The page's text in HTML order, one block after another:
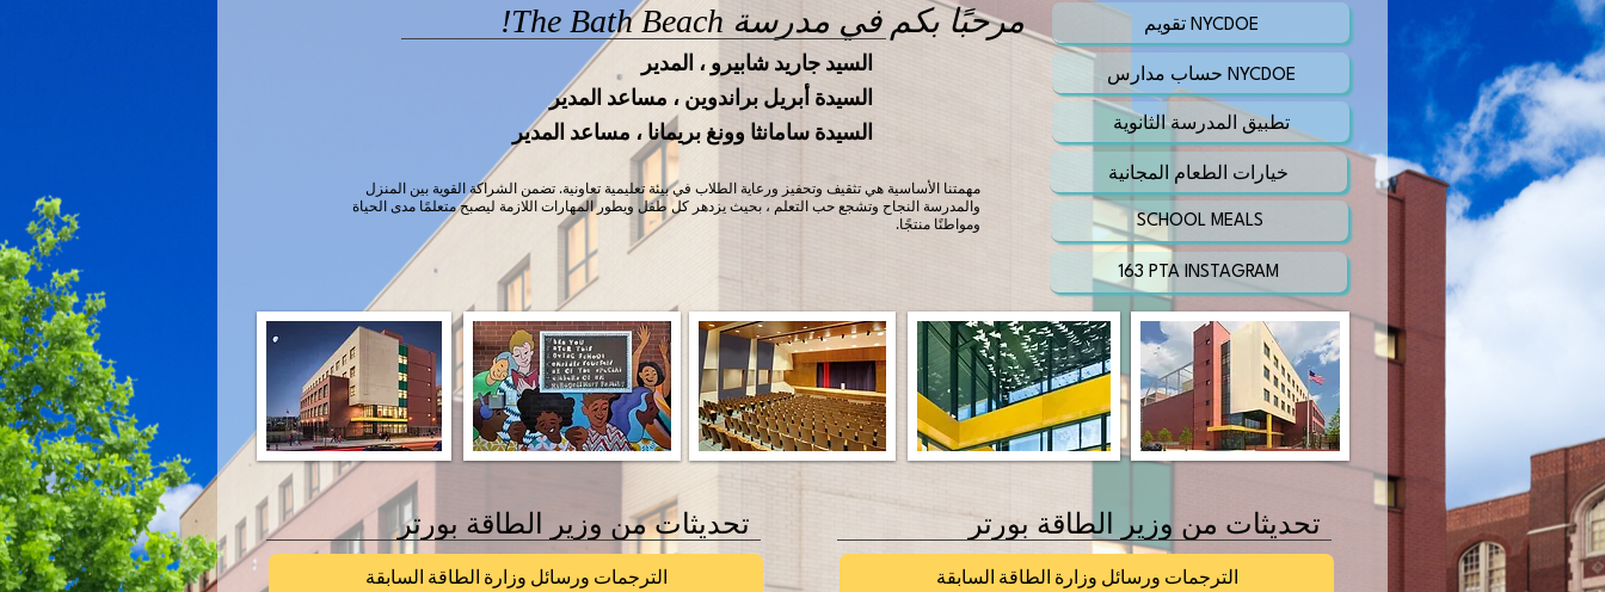
مرحبًا بكم في مدرسة The Bath Beach!
السيد جاريد شابيرو ، المدير
السيدة أبريل براندوين ، مساعد المدير
السيدة سامانثا وونغ بريمانا ، مساعد المدير
مهمتنا الأساسية هي تثقيف وتحفيز ورعاية الطلاب في بيئة تعليمية تعاونية. تضمن الشراكة القوية بين المنزل
والمدرسة النجاح وتشجع حب التعلم ، بحيث يزدهر كل طفل ويطور المهارات اللازمة ليصبح متعلمًا مدى الحياة
ومواطنًا منتجًا.
تقويم NYCDOE
حساب مدارس NYCDOE
تطبيق المدرسة الثانوية
خيارات الطعام المجانية
SCHOOL MEALS
163 PTA INSTAGRAM
تحديثات من وزير الطاقة بورتر
الترجمات ورسائل وزارة الطاقة السابقة
تحديثات من وزير الطاقة بورتر
الترجمات ورسائل وزارة الطاقة السابقة